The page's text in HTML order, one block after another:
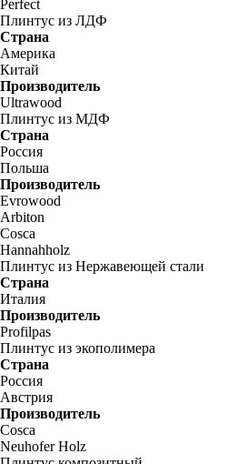
Perfect
Плинтус из ЛДФ
Страна
Америка
Китай
Производитель
Ultrawood
Плинтус из МДФ
Страна
Россия
Польша
Производитель
Evrowood
Arbiton
Cosca
Hannahholz
Плинтус из Нержавеющей стали
Страна
Италия
Производитель
Profilpas
Плинтус из экополимера
Страна
Россия
Австрия
Производитель
Cosca
Neuhofer Holz